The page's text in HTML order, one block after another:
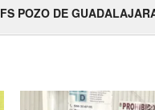
FS POZO DE